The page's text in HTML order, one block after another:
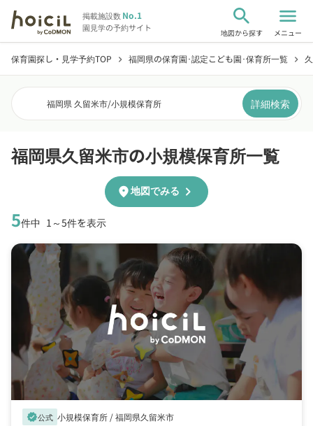
掲載施設数No.1
園見学の予約サイト
search
地図から探す
menu
メニュー
保育園探し・見学予約TOP chevron_right 福岡県の保育園･認定こども園･保育所一覧 chevron_right
福岡県 久留米市/小規模保育所 詳細検索
福岡県久留米市の小規模保育所一覧
5件中 1～5件を表示
location_on地図でみる chevron_right
verified公式 小規模保育所 /福岡県久留米市